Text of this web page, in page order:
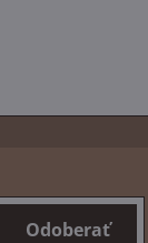
Odoberať